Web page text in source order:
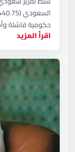
حكومية فاشلة
اقرأ المزيد